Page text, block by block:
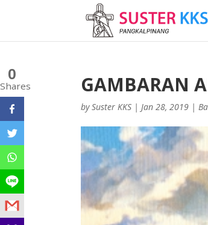
GAMBARAN
bySuster KKS |Jan 28, 2019 |
0
Shares